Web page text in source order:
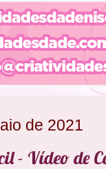
de 2021
- Vídeo de